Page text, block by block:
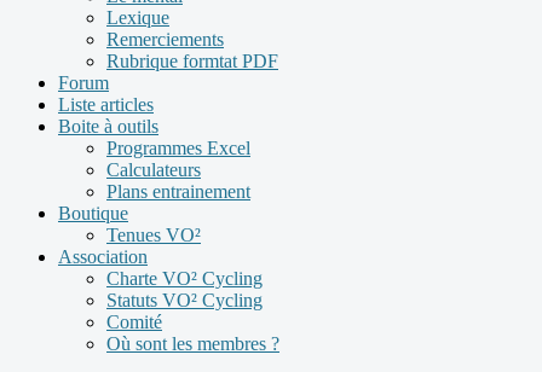
Lexique
Remerciements
Rubrique formtat PDF
Forum
Liste articles
Boite à outils
Programmes Excel
Calculateurs
Plans entrainement
Boutique
Tenues VO²
Association
Charte VO² Cycling
Statuts VO² Cycling
Comité
Où sont les membres ?